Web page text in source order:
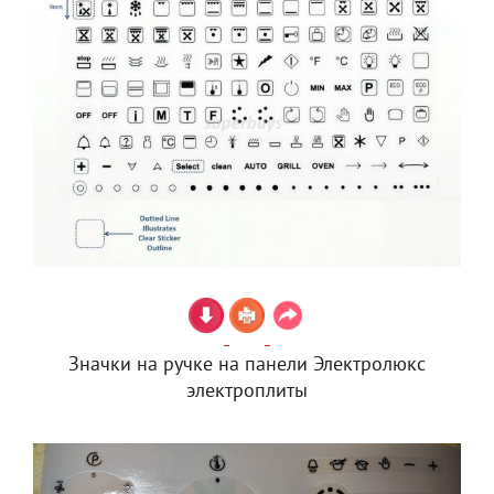
Значки на ручке на панели Электролюкс
электроплиты